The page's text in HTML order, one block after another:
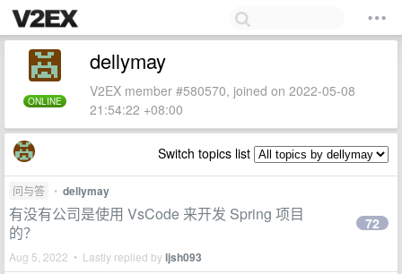
ONLINE
dellymay
V2EX member #580570, joined on 2022-05-08
21:54:22 +08:00
Switch topics list
问与答 • dellymay
有没有公司是使用 VsCode 来开发 Spring 项目
的？
Aug 5, 2022 • Lastly replied byljsh093
72